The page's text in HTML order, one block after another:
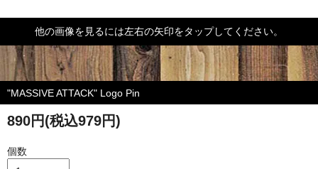
他の画像を見るには左右の矢印をタップしてください。
"MASSIVE ATTACK" Logo Pin
890円(税込979円)
個数